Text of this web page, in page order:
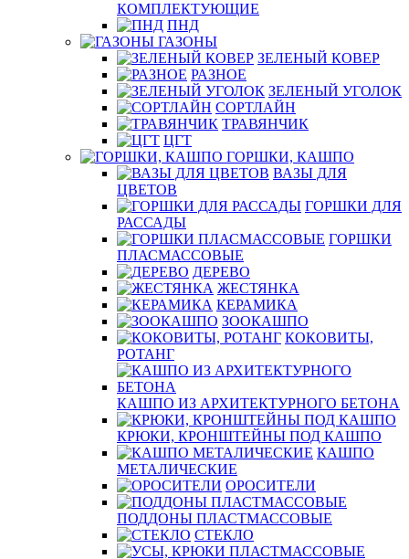
КОМПЛЕКТУЮЩИЕ
ПНД
ГАЗОНЫ
ЗЕЛЕНЫЙ КОВЕР
РАЗНОЕ
ЗЕЛЕНЫЙ УГОЛОК
СОРТЛАЙН
ТРАВЯНЧИК
ЦГТ
ГОРШКИ, КАШПО
ВАЗЫ ДЛЯ
ЦВЕТОВ
ГОРШКИ ДЛЯ
РАССАДЫ
ГОРШКИ
ПЛАСМАССОВЫЕ
ДЕРЕВО
ЖЕСТЯНКА
КЕРАМИКА
ЗООКАШПО
КОКОВИТЫ,
РОТАНГ
КАШПО ИЗ АРХИТЕКТУРНОГО БЕТОНА
КРЮКИ, КРОНШТЕЙНЫ ПОД КАШПО
КАШПО
МЕТАЛИЧЕСКИЕ
ОРОСИТЕЛИ
ПОДДОНЫ ПЛАСТМАССОВЫЕ
СТЕКЛО